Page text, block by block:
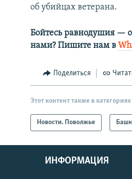
об убийцах ветерана.
Бойтесь равнодушия —
нами? Пишите нам в
Поделиться
Этот контент также в категориях
Новости. Поволжье
ИНФОРМАЦИЯ